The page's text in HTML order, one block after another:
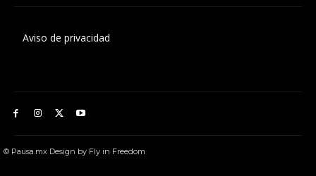
Aviso de privacidad
© Pausa.mx Design by Fly in Freedom